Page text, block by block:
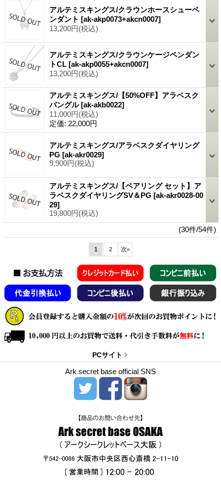
アルテミスキングス/クラウンホースシューペ
ンダント [ak-akp0073+akcn0007]
13,200円(税込)
アルテミスキングス/クラウンケージペンダン
トCL [ak-akp0055+akcn0007]
13,200円(税込)
アルテミスキングス/【50%OFF】アラベスク
バングル[ak-akb0022]
11,000円(税込)
定価: 22,000円
アルテミスキングス/アラベスクダイヤリング
PG [ak-akr0029]
9,900円(税込)
アルテミスキングス/【ペアリング セット】ア
ラベスクダイヤリングSV＆PG [ak-akr0028-00
29]
19,800円(税込)
(30件/54件)
1 2 次»
PCサイト
Ark secret base official SNS